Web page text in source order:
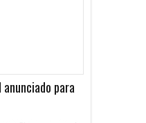
anunciado para